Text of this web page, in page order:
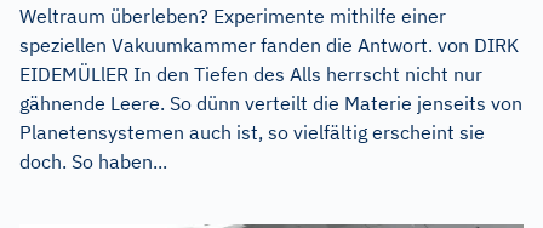
Weltraum überleben? Experimente mithilfe einer
speziellen Vakuumkammer fanden die Antwort. von DIRK
EIDEMÜLlER In den Tiefen des Alls herrscht nicht nur
gähnende Leere. So dünn verteilt die Materie jenseits von
Planetensystemen auch ist, so vielfältig erscheint sie
doch. So haben...